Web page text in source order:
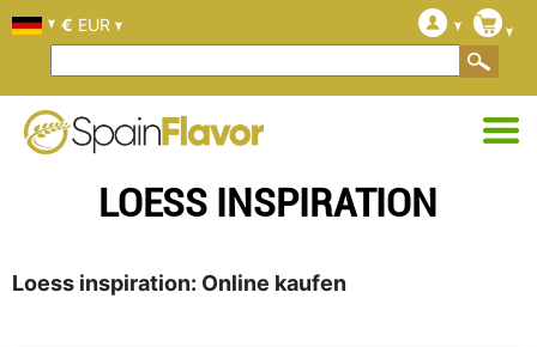
LOESS INSPIRATION
Loess inspiration: Online kaufen
€ EUR